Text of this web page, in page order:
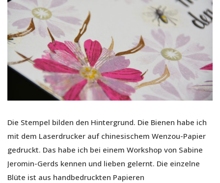
Die Stempel bilden den Hintergrund. Die Bienen habe ich
mit dem Laserdrucker auf chinesischem Wenzou-Papier
gedruckt. Das habe ich bei einem Workshop von Sabine
Jeromin-Gerds kennen und lieben gelernt. Die einzelne
Blüte ist aus handbedruckten Papieren